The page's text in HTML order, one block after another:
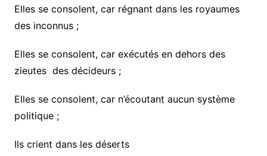
Elles se consolent, car régnant dans les royaumes
des inconnus ;
Elles se consolent, car exécutés en dehors des
zieutes des décideurs ;
Elles se consolent, car n’écoutant aucun système
politique ;
Ils crient dans les déserts